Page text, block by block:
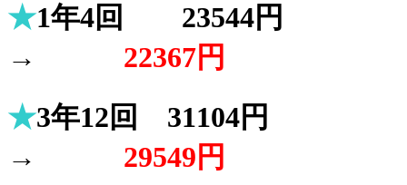
★1年4回 23544円
→ 22367円
★3年12回 31104円
→ 29549円